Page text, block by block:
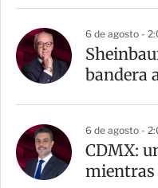
6 de agosto -
bandera
6 de agosto -
CDMX:
mientras